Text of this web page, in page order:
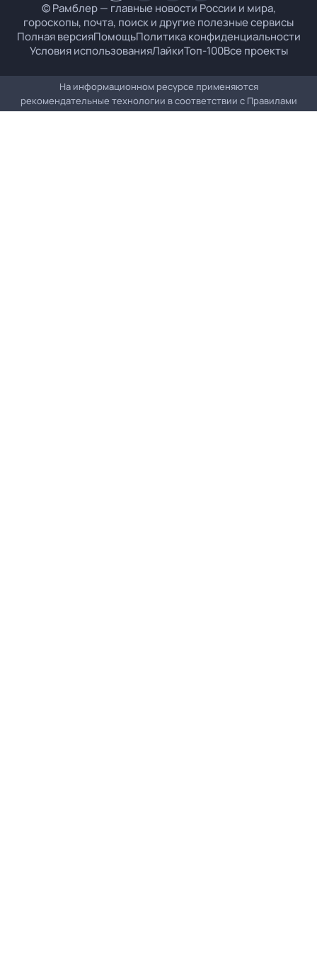
© Рамблер — главные новости России и мира,
гороскопы, почта, поиск и другие полезные сервисы
Полная версияПомощьПолитика конфиденциальности
Условия использованияЛайкиТоп-100Все проекты
На информационном ресурсе применяются
рекомендательные технологии в соответствии с Правилами